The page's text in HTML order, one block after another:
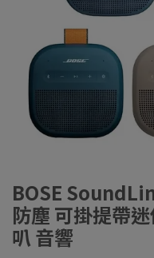
BOSE
防塵 可掛提帶
叭 音響